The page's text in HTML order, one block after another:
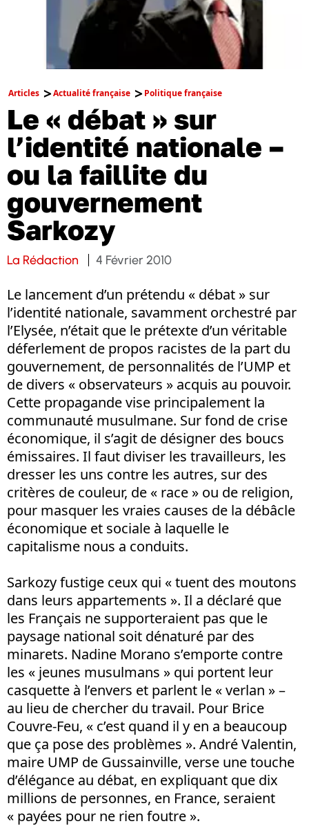
Articles Actualité française Politique française
Le « débat » sur
l’identité nationale –
ou la faillite du
gouvernement
Sarkozy
La Rédaction 4 Février 2010
Le lancement d’un prétendu « débat » sur
l’identité nationale, savamment orchestré par
l’Elysée, n’était que le prétexte d’un véritable
déferlement de propos racistes de la part du
gouvernement, de personnalités de l’UMP et
de divers « observateurs » acquis au pouvoir.
Cette propagande vise principalement la
communauté musulmane. Sur fond de crise
économique, il s’agit de désigner des boucs
émissaires. Il faut diviser les travailleurs, les
dresser les uns contre les autres, sur des
critères de couleur, de « race » ou de religion,
pour masquer les vraies causes de la débâcle
économique et sociale à laquelle le
capitalisme nous a conduits.
Sarkozy fustige ceux qui « tuent des moutons
dans leurs appartements ». Il a déclaré que
les Français ne supporteraient pas que le
paysage national soit dénaturé par des
minarets. Nadine Morano s’emporte contre
les « jeunes musulmans » qui portent leur
casquette à l’envers et parlent le « verlan » –
au lieu de chercher du travail. Pour Brice
Couvre-Feu, « c’est quand il y en a beaucoup
que ça pose des problèmes ». André Valentin,
maire UMP de Gussainville, verse une touche
d’élégance au débat, en expliquant que dix
millions de personnes, en France, seraient
« payées pour ne rien foutre ».